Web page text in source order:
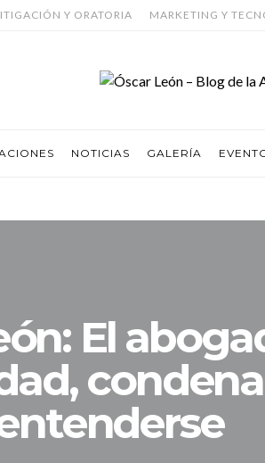
Y ORATORIA MARKETING Y
NOTICIAS GALERÍA
El